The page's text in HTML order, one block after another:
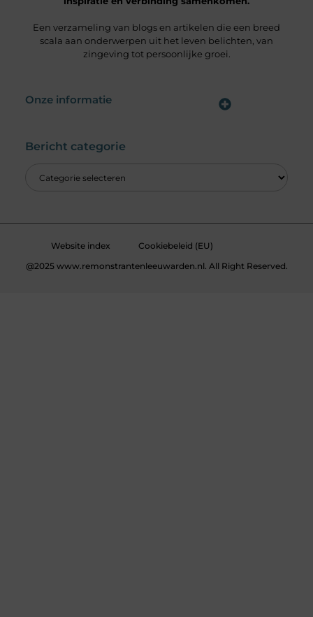
Een verzameling van blogs en artikelen die een breed
scala aan onderwerpen uit het leven belichten, van
zingeving tot persoonlijke groei.
Onze informatie
Bericht categorie
Website index
Cookiebeleid (EU)
@2025 www.remonstrantenleeuwarden.nl. All Right Reserved.